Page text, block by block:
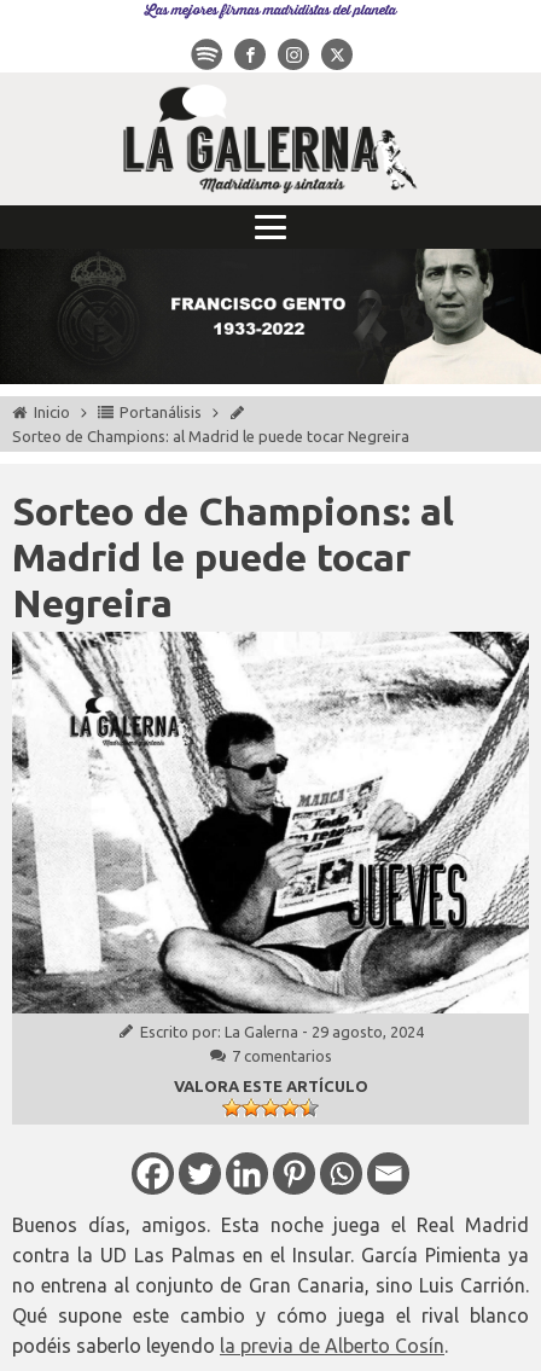
Las mejores firmas madridistas del planeta
Inicio
Portanálisis
Sorteo de Champions: al Madrid le puede tocar Negreira
Sorteo de Champions: al
Madrid le puede tocar
Negreira
Escrito por: La Galerna - 29 agosto, 2024
7 comentarios
VALORA ESTE ARTÍCULO
Buenos días, amigos. Esta noche juega el Real Madrid
contra la UD Las Palmas en el Insular. García Pimienta ya
no entrena al conjunto de Gran Canaria, sino Luis Carrión.
Qué supone este cambio y cómo juega el rival blanco
podéis saberlo leyendo la previa de Alberto Cosín.